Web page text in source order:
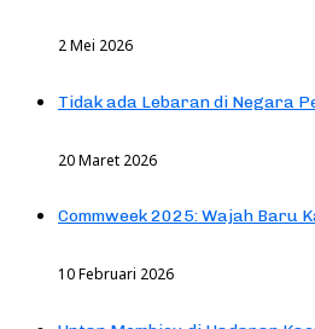
2 Mei 2026
Tidak ada Lebaran di Negara
20 Maret 2026
Commweek 2025: Wajah Baru
10 Februari 2026